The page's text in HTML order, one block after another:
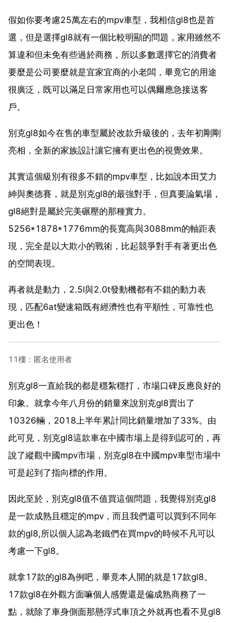
假如你要考慮25萬左右的mpv車型，我相信gl8也是首
選，但是選擇gl8就有一個比較明顯的問題，家用雖然不
算違和但未免有些過於商務，所以多數選擇它的消費者
要麼是公司要麼就是宜家宜商的小老闆，畢竟它的用途
很廣泛，既可以滿足日常家用也可以偶爾應急接送客
戶。
別克gl8如今在售的車型屬於改款升級後的，去年初剛剛
亮相，全新的家族設計讓它擁有更出色的視覺效果。
其實這個級別有很多不錯的mpv車型，比如說本田艾力
紳與奧德賽，就是別克gl8的最強對手，但真要論氣場，
gl8絕對是屬於完美碾壓的那種實力。
5256*1878*1776mm的長寬高與3088mm的軸距表
現，完全是以大欺小的戰術，比起競爭對手有著更出色
的空間表現。
再者就是動力，2.5l與2.0t發動機都有不錯的動力表
現，匹配6at變速箱既有經濟性也有平順性，可靠性也
更出色！
11樓：匿名使用者
別克gl8一直給我的都是穩紮穩打，市場口碑反應良好的
印象。就拿今年八月份的銷量來說別克gl8賣出了
10326輛，2018上半年累計同比銷量增加了33%。由
此可見，別克gl8這款車在中國市場上是得到認可的，再
說了縱觀中國mpv市場，別克gl8在中國mpv車型市場中
可是起到了指向標的作用。
因此至於，別克gl8值不值買這個問題，我覺得別克gl8
是一款成熟且穩定的mpv，而且我們還可以買到不同年
款的gl8,所以個人認為老鐵們在買mpv的時候不凡可以
考慮一下gl8。
就拿17款的gl8為例吧，畢竟本人開的就是17款gl8。
17款gl8在外觀方面嘛個人感覺還是偏成熟商務了一
點，就除了車身側面那懸浮式車頂之外就再也看不見gl8